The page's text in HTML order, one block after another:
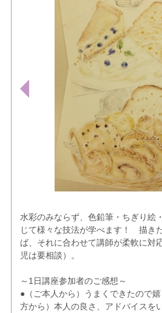
水彩のみならず、色鉛筆・ちぎり絵
じて様々な技法が学べます！ 描き
ば、それに合わせて講師が柔軟に対
児は要相談）。
～1日講座参加者のご感想～
●（ご本人から）うまくできたので
方から）本人の良さ、アドバイスを